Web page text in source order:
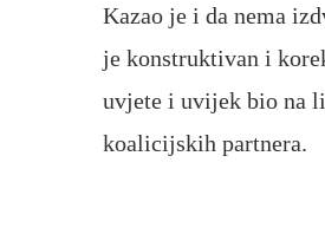
Kazao je i da nema
je konstruktivan i
uvjete i uvijek bio na
koalicijskih partnera.